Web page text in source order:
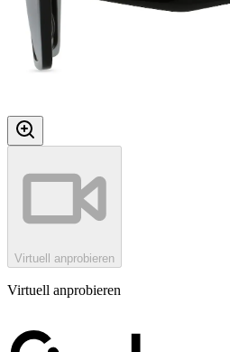
Virtuell anprobieren
Virtuell anprobieren